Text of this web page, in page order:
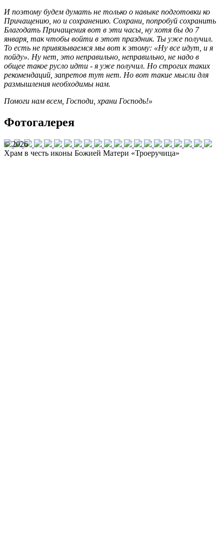
И поэтому будем думать не только о навыке подготовки ко
Причащению, но и сохранению. Сохрани, попробуй сохранить
Благодать Причащения вот в эти часы, ну хотя бы до 7
января, так чтобы войти в этот праздник. Ты уже получил.
То есть не привязываемся мы вот к этому: «Ну все идут, и я
пойду». Ну нет, это неправильно, неправильно, не надо в
общее такое русло идти - я уже получил. Но строгих таких
рекомендаций, запретов тут нет. Но вот такие мысли для
размышления необходимы нам.
Помоги нам всем, Господи, храни Господь!»
Фотогалерея
© 2026
Храм в честь иконы Божией Матери «Троеручица»